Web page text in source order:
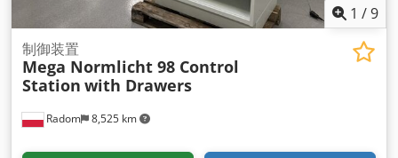
1 /9
Radom 8,525 km
制御装置
Mega Normlicht 98 Control
Station with Drawers